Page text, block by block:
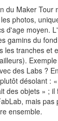
du Maker Tour
photos,
d'age moyen.
gamins du
les tranches et
des Labs ?
désolant :
des objets » ;
mais pas
ensemble.